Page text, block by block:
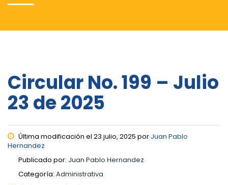
Circular No. 199 – Julio
23 de 2025
Última modificación el 23 julio, 2025 por Juan Pablo
Hernandez
Publicado por: Juan Pablo Hernandez
Categoría: Administrativa